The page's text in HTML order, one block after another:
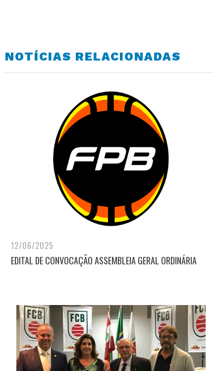
NOTÍCIAS RELACIONADAS
12/06/2025
EDITAL DE CONVOCAÇÃO ASSEMBLEIA GERAL ORDINÁRIA